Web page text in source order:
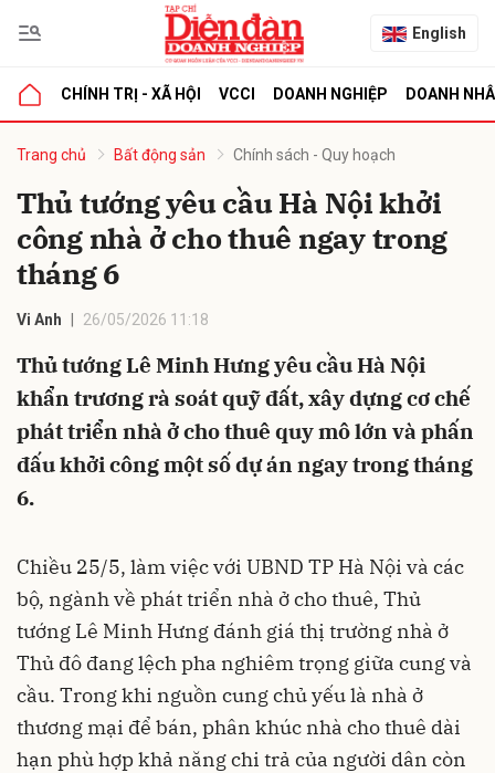
English
CHÍNH TRỊ - XÃ HỘI VCCI DOANH NGHIỆP DOANH
Trang chủ Bất động sản Chính sách - Quy hoạch
Thủ tướng yêu cầu Hà Nội khởi
công nhà ở cho thuê ngay trong
tháng 6
Vi Anh 26/05/2026 11:18
Thủ tướng Lê Minh Hưng yêu cầu Hà Nội
khẩn trương rà soát quỹ đất, xây dựng cơ chế
phát triển nhà ở cho thuê quy mô lớn và phấn
đấu khởi công một số dự án ngay trong tháng
6.
Chiều 25/5, làm việc với UBND TP Hà Nội và các
bộ, ngành về phát triển nhà ở cho thuê, Thủ
tướng Lê Minh Hưng đánh giá thị trường nhà ở
Thủ đô đang lệch pha nghiêm trọng giữa cung và
cầu. Trong khi nguồn cung chủ yếu là nhà ở
thương mại để bán, phân khúc nhà cho thuê dài
hạn phù hợp khả năng chi trả của người dân còn
luận
Hủy